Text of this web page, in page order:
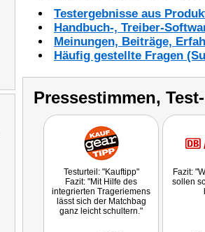
Testergebnisse aus
Handbuch-, Treiber-
Meinungen, Beiträge,
Häufig gestellte Fragen
Pressestimmen,
Testurteil: "Kauftipp"
Fazit: "Mit Hilfe des
integrierten Trageriemens
lässt sich der Matchbag
ganz leicht schultern."
Fazit:
sollen